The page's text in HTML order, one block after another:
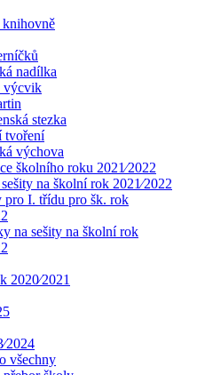
nadílka
výcvik
stezka
tvoření
výchova
školního roku 2021⁄2022
na školní rok 2021⁄2022
pro I. třídu pro šk. rok
na sešity na školní rok
2020⁄2021
všechny